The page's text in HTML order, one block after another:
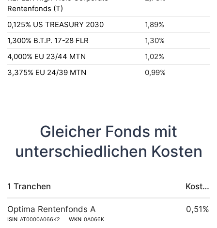
Rentenfonds (T)
0,125% US TREASURY 2030
1,89%
1,300% B.T.P. 17-28 FLR
1,30%
4,000% EU 23/44 MTN
1,02%
3,375% EU 24/39 MTN
0,99%
Gleicher Fonds mit
unterschiedlichen Kosten
1 Tranchen Kosten
Optima Rentenfonds A
ISIN AT0000A066K2 WKN 0A066K
0,51%